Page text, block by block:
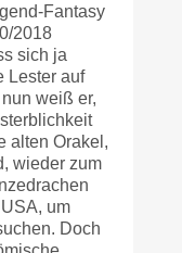
Fantasy
2018
sich ja
Lester auf
weiß er,
alten Orakel,
wieder zum
um
Doch